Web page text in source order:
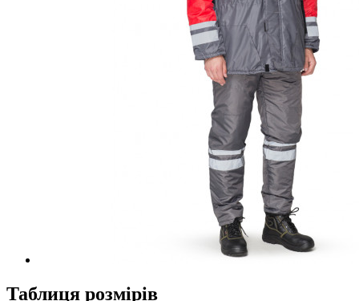
Таблиця розмірів